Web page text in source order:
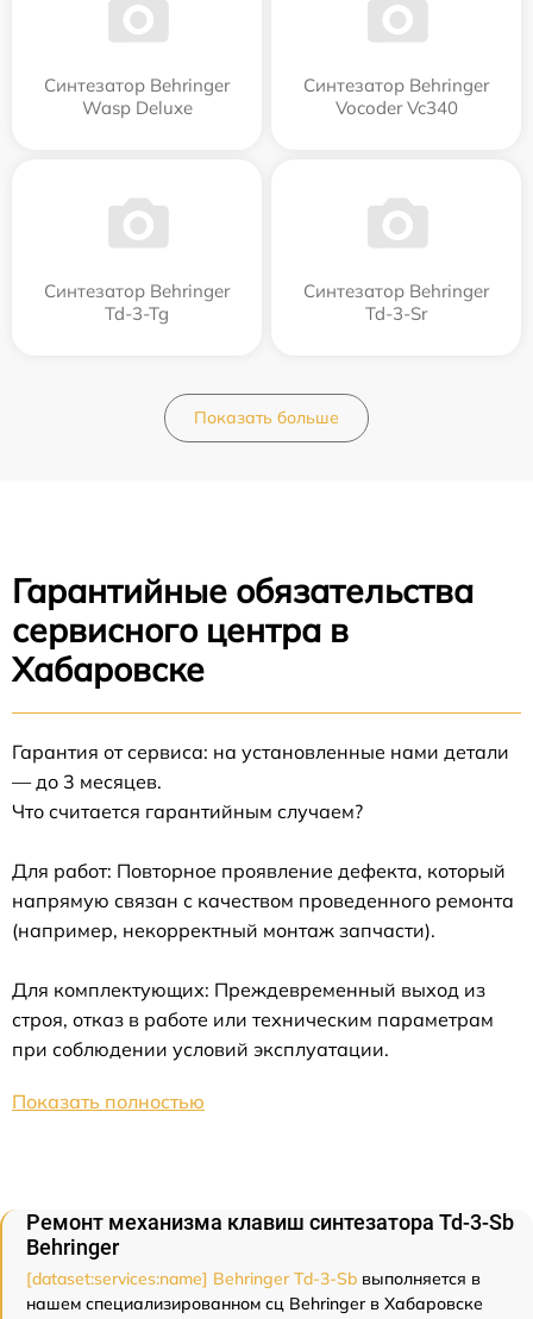
Синтезатор Behringer
Wasp Deluxe
Синтезатор Behringer
Vocoder Vc340
Синтезатор Behringer
Td-3-Tg
Синтезатор Behringer
Td-3-Sr
Показать больше
Гарантийные обязательства
сервисного центра в
Хабаровске
Гарантия от сервиса: на установленные нами детали
— до 3 месяцев.
Что считается гарантийным случаем?
Для работ: Повторное проявление дефекта, который
напрямую связан с качеством проведенного ремонта
(например, некорректный монтаж запчасти).
Для комплектующих: Преждевременный выход из
строя, отказ в работе или техническим параметрам
при соблюдении условий эксплуатации.
Показать полностью
Ремонт механизма клавиш синтезатора Td-3-Sb
Behringer
[dataset:services:name] Behringer Td-3-Sb выполняется в
нашем специализированном сц Behringer в Хабаровске